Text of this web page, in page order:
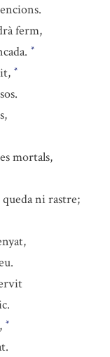
ferm,
*
*
mortals,
queda ni rastre;
*